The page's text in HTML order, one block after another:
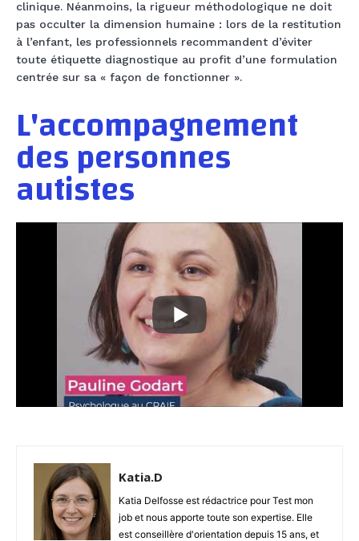
clinique. Néanmoins, la rigueur méthodologique ne doit
pas occulter la dimension humaine : lors de la restitution
à l’enfant, les professionnels recommandent d’éviter
toute étiquette diagnostique au profit d’une formulation
centrée sur sa « façon de fonctionner ».
L'accompagnement
des personnes
autistes
Katia.D
Katia Delfosse est rédactrice pour Test mon
job et nous apporte toute son expertise. Elle
est conseillère d'orientation depuis 15 ans, et